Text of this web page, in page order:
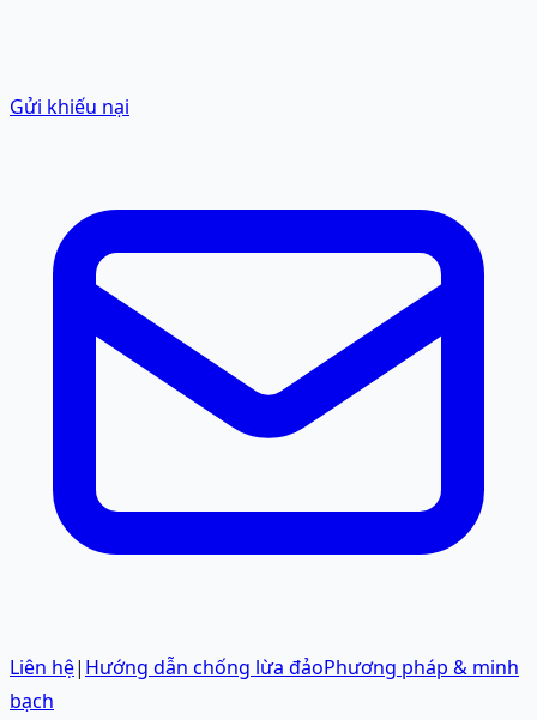
Gửi khiếu nại
Liên hệ| Hướng dẫn chống lừa đảoPhương pháp & minh
bạch